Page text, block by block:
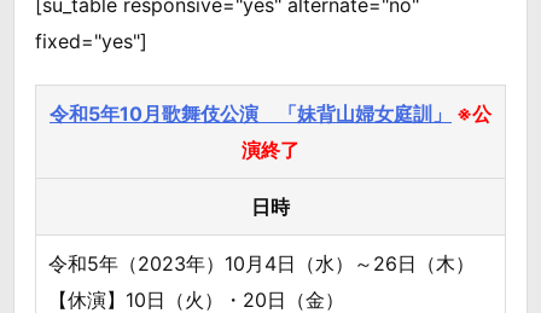
[su_table responsive="yes" alternate="no"
fixed="yes"]
令和5年10月歌舞伎公演 「妹背山婦女庭訓」
※公
演終了
日時
令和5年（2023年）10月4日（水）～26日（木）
【休演】10日（火）・20日（金）